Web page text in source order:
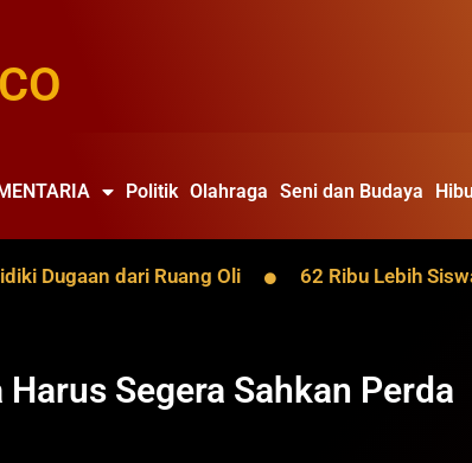
Politik Olahraga Seni dan Budaya
dari Ruang Oli 62 Ribu Lebih Siswa
Segera Sahkan Perda